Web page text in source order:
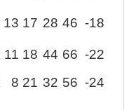
13 17 28 46 -18
11 18 44 66 -22
8 21 32 56 -24